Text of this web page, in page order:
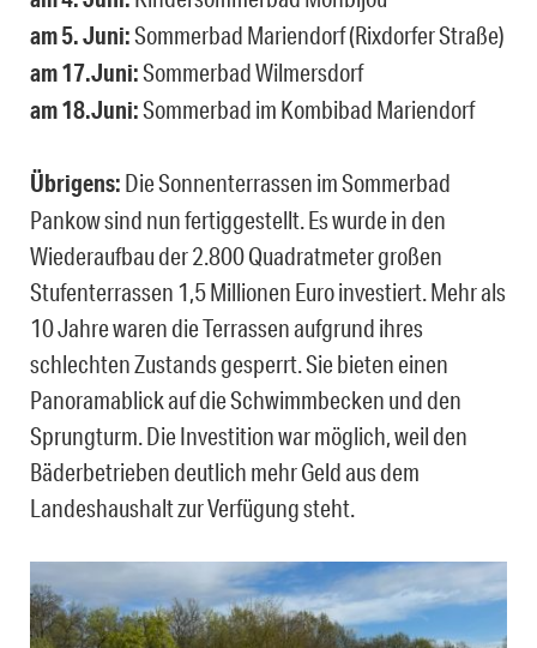
am 5. Juni:Sommerbad Mariendorf (Rixdorfer Straße)
am 17.Juni:Sommerbad Wilmersdorf
am 18.Juni:Sommerbad im Kombibad Mariendorf
Übrigens: Die Sonnenterrassen im Sommerbad
Pankow sind nun fertiggestellt. Es wurde in den
Wiederaufbau der 2.800 Quadratmeter großen
Stufenterrassen 1,5 Millionen Euro investiert. Mehr als
10 Jahre waren die Terrassen aufgrund ihres
schlechten Zustands gesperrt. Sie bieten einen
Panoramablick auf die Schwimmbecken und den
Sprungturm. Die Investition war möglich, weil den
Bäderbetrieben deutlich mehr Geld aus dem
Landeshaushalt zur Verfügung steht.